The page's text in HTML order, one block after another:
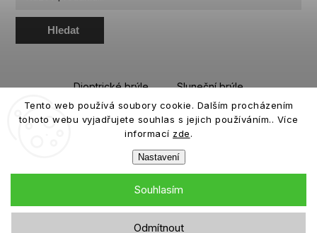
Tento web používá soubory cookie. Dalším procházením
tohoto webu vyjadřujete souhlas s jejich používáním.. Více
informací zde.
Nastavení
Odmítnout
Souhlasím
Hledat
Dioptrické brýle
Sluneční brýle
Sportovní brýle
Kontaktní čočky
Roztoky a oční kapky
Copyright 2026eiffeloptic.cz. Všechna práva vyhrazena.